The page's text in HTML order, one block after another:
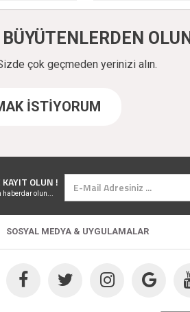
OLUN
çok geçmeden yerinizi alın.
İSTİYORUM
OLUN !
olun...
SOSYAL MEDYA & UYGULAMALAR